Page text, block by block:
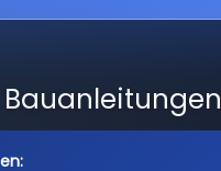
Bauanleitungen